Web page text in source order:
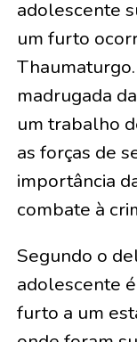
adolescente
um furto
madrugada
um trabalho
as forças de
importância
combate à
Segundo o
adolescente
furto a um